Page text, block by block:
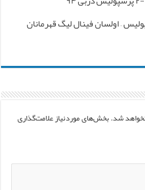
– اولسان فینال لیگ قهرمانان
شد.بخش‌های موردنیاز علامت‌گذاری